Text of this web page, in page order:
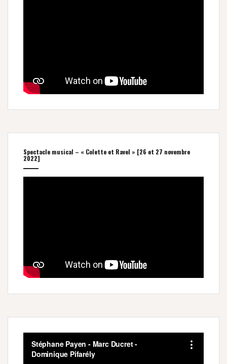
Spectacle musical – « Colette et Ravel » [26 et 27 novembre
2022]